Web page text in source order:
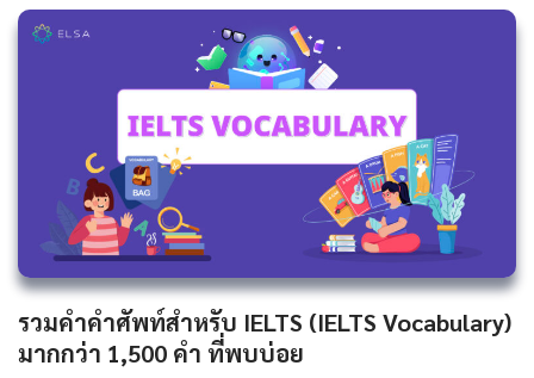
รวมคำคำศัพท์สำหรับ IELTS (IELTS Vocabulary)
มากกว่า 1,500 คํา ที่พบบ่อย